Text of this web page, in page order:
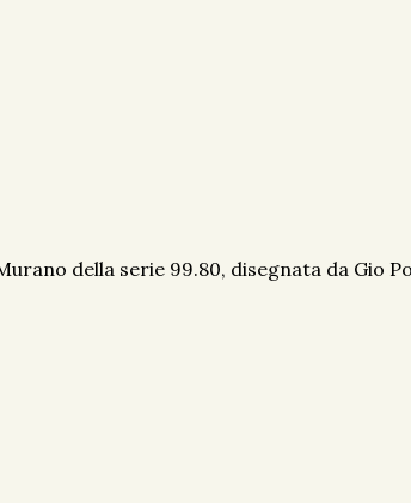
della serie 99.80, disegnata da Gio